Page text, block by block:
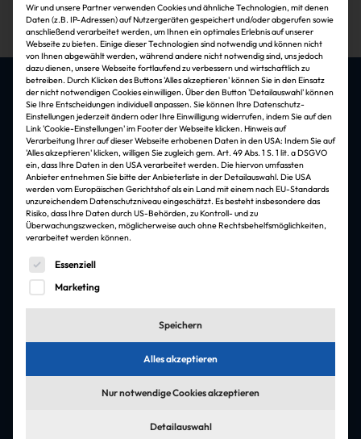
Die besten Jobs & Arbeitgeber in der
Immobilienbranche
Jobfelder
Architektur & Ingenieursleistungen
Asset-Management
Führungskräfte & Management
Immobilienverwaltung
Projektmanagement
Wir und unsere Partner verwenden Cookies und ähnliche Technologien, mit denen
Daten (z.B. IP-Adressen) auf Nutzergeräten gespeichert und/oder abgerufen sowie
anschließend verarbeitet werden, um Ihnen ein optimales Erlebnis auf unserer
Webseite zu bieten. Einige dieser Technologien sind notwendig und können nicht
von Ihnen abgewählt werden, während andere nicht notwendig sind, uns jedoch
dazu dienen, unsere Webseite fortlaufend zu verbessern und wirtschaftlich zu
betreiben. Durch Klicken des Buttons 'Alles akzeptieren' können Sie in den Einsatz
der nicht notwendigen Cookies einwilligen. Über den Button 'Detailauswahl' können
Sie Ihre Entscheidungen individuell anpassen. Sie können Ihre Datenschutz-
Einstellungen jederzeit ändern oder Ihre Einwilligung widerrufen, indem Sie auf den
Link 'Cookie-Einstellungen' im Footer der Webseite klicken. Hinweis auf
Verarbeitung Ihrer auf dieser Webseite erhobenen Daten in den USA: Indem Sie auf
'Alles akzeptieren' klicken, willigen Sie zugleich gem. Art. 49 Abs. 1 S. 1 lit. a DSGVO
ein, dass Ihre Daten in den USA verarbeitet werden. Die hiervon umfassten
Anbieter entnehmen Sie bitte der Anbieterliste in der Detailauswahl. Die USA
werden vom Europäischen Gerichtshof als ein Land mit einem nach EU-Standards
unzureichendem Datenschutzniveau eingeschätzt. Es besteht insbesondere das
Risiko, dass Ihre Daten durch US-Behörden, zu Kontroll- und zu
Überwachungszwecken, möglicherweise auch ohne Rechtsbehelfsmöglichkeiten,
verarbeitet werden können.
Es folgt eine Liste der Service-Gruppen, für die eine
Essenziell
Marketing
Speichern
Alles akzeptieren
Nur notwendige Cookies akzeptieren
Detailauswahl